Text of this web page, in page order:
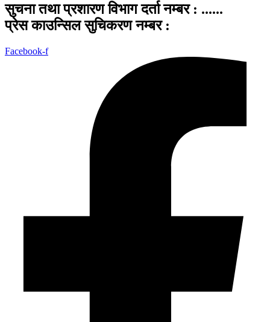
सुचना तथा प्रशारण विभाग दर्ता नम्बर : ......
प्रेस काउन्सिल सुचिकरण नम्बर :
Facebook-f